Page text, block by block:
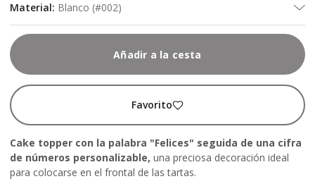
Material: Blanco (#002)
Añadir a la cesta
Favorito
Cake topper con la palabra "Felices" seguida de una cifra
de números personalizable, una preciosa decoración ideal
para colocarse en el frontal de las tartas.